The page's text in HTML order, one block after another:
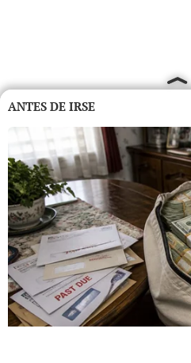
ANTES DE IRSE